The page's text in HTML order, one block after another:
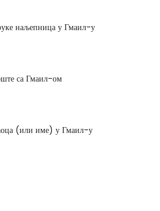
наљепница у Гмаил-у
са Гмаил-ом
(или име) у Гмаил-у